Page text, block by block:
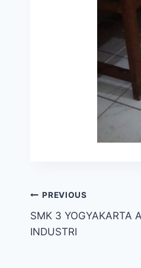
Navigasi
pos
PREVIOUS
SMK 3 YOGYAKARTA
INDUSTRI